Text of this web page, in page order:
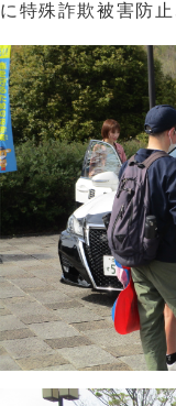
に特殊詐欺被害防